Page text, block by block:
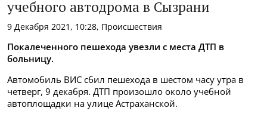
учебного автодрома в Сызрани
9 Декабря 2021, 10:28, Происшествия
Покалеченного пешехода увезли с места ДТП в
больницу.
Автомобиль ВИС сбил пешехода в шестом часу утра в
четверг, 9 декабря. ДТП произошло около учебной
автоплощадки на улице Астраханской.